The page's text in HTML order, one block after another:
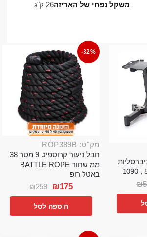
משקל נפחי של האריזה26 ק"ג
₪
-32%
מק"ט: ROP389B
חבל ניעור קרוספיט 9 מטר 38
ממ שחור BATTLE ROPE
באטל רופ
₪259 ₪175
הוספה לסל